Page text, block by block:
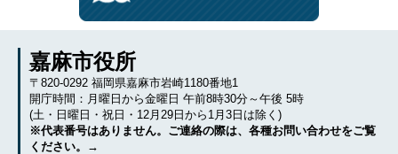
嘉麻市役所
〒820-0292 福岡県嘉麻市岩崎1180番地1
開庁時間：月曜日から金曜日 午前8時30分～午後 5時
(土・日曜日・祝日・12月29日から1月3日は除く)
※代表番号はありません。ご連絡の際は、各種お問い合わせをご覧
ください。→